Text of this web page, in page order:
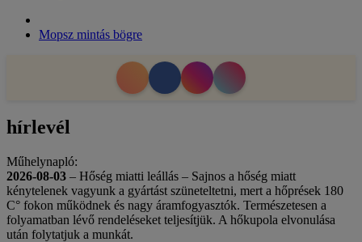
Mopsz mintás bögre
hírlevél
Műhelynapló:
2026-08-03 – Hőség miatti leállás – Sajnos a hőség miatt
kénytelenek vagyunk a gyártást szüneteltetni, mert a hőprések 180
C° fokon működnek és nagy áramfogyasztók. Természetesen a
folyamatban lévő rendeléseket teljesítjük. A hőkupola elvonulása
után folytatjuk a munkát.